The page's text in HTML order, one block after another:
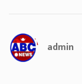
admin